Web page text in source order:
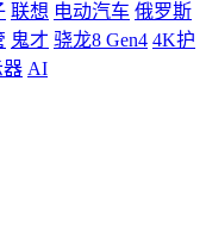
联想 电动汽车 俄罗斯
鬼才 骁龙8 Gen4 4K护
器 AI